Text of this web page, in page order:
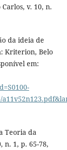
v. 10, n.
da ideia de
Kriterion, Belo
em:
Teoria da
n. 1, p. 65-78,